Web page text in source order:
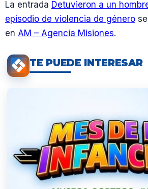
La entrada Detuvieron a un
episodio de violencia de género
en AM – Agencia Misiones.
TE PUEDE INTERESAR